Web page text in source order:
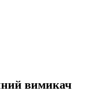
вимикач